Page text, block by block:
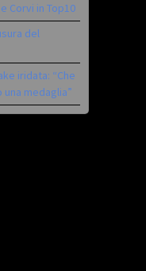
Corvi in Top10
del
iridata: “Che
medaglia”